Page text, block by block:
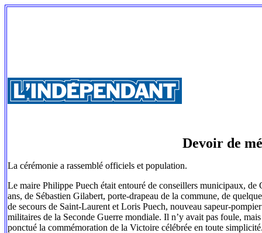
Devoir de
La cérémonie a rassemblé officiels et population.
Le maire Philippe Puech était entouré de conseillers municipaux,
ans, de Sébastien Gilabert, porte-drapeau de la commune, de
de secours de Saint-Laurent et Loris Puech, nouveau sapeur-
militaires de la Seconde Guerre mondiale. Il n’y avait pas foule,
ponctué la commémoration de la Victoire célébrée en toute